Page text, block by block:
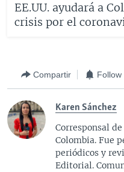
EE.UU. ayudará a
crisis por el
Compartir Follow
Karen Sánchez
Corresponsal
Colombia. Fue
periódicos y
Editorial.